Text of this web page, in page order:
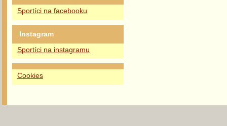
Sportíci na facebooku
Instagram
Sportíci na instagramu
Cookies